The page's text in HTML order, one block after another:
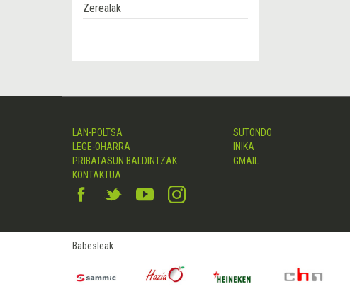
Zerealak
LAN-POLTSA
LEGE-OHARRA
PRIBATASUN BALDINTZAK
KONTAKTUA
SUTONDO
INIKA
GMAIL
Babesleak